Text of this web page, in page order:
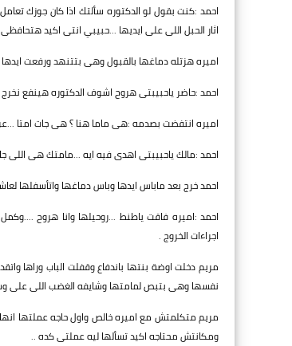
احمد :كنت بقول لو الدكتوره سألتك اذا كان جوزك
اثار الحبل اللى على ايديها ...حبيبي انتى اكيد
اميره هزتله دماغها بالقبول وهى بتتنهد ورفعت
احمد :حاضر ياحبيبتى هروح اشوف الدكتوره هينفع
اميره انتفضت بصدمه :هى ماما هنا ؟ هى جات امتا
احمد :مالك ياحبيبتى اهدى فيه ايه ...مامتك هى اللى
احمد خرج بعد ماباس ايدها وباس دماغها واتأسفلها
احمد :اميره فاقت ياطنط ...روحيلها وانا هروح
اجراءات الخروج .
مريم دخلت اوضة بنتها باندفاع وقفلت الباب وراها
نفسها وهى بتبص لمامتها وشايفه الغضب اللى على
مريم متكلمتش مع اميره خالص واول حاجه عملتها
ومكانتش محتاجه اكيد تسألها ليه عملتى كده ..